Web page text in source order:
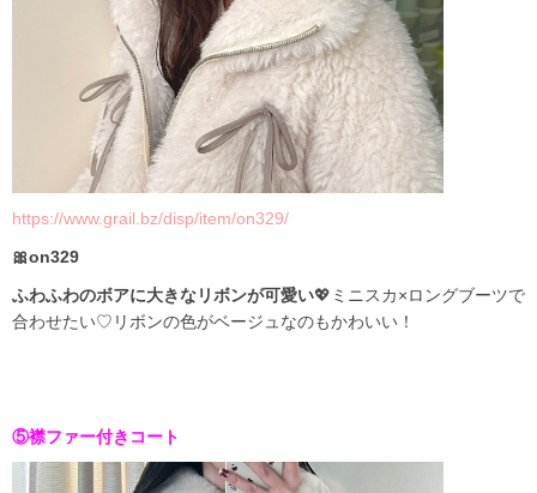
https://www.grail.bz/disp/item/on329/
🎀on329
ふわふわのボアに大きなリボンが可愛い💖ミニスカ×ロングブーツで
合わせたい♡リボンの色がベージュなのもかわいい！
⑤襟ファー付きコート